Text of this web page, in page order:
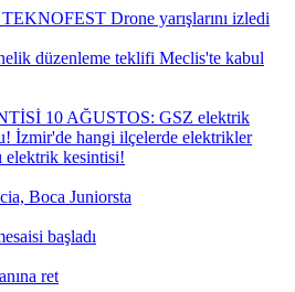
Drone yarışlarını izledi
düzenleme teklifi Meclis'te kabul
10 AĞUSTOS: GSZ elektrik
İzmir'de hangi ilçelerde elektrikler
elektrik kesintisi!
Boca Juniorsta
başladı
ret